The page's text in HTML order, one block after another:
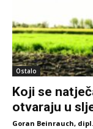
Ostalo
Koji se
otvaraju u
Goran Beinrauch,